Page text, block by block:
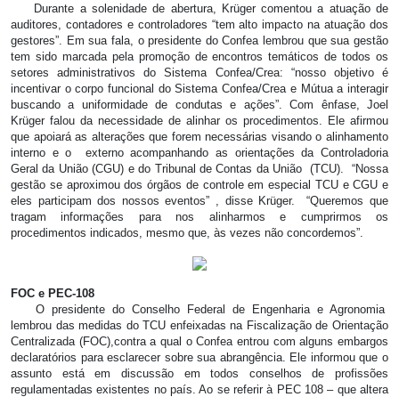
Durante a solenidade de abertura, Krüger comentou a atuação de
auditores, contadores e controladores “tem alto impacto na atuação dos
gestores”. Em sua fala, o presidente do Confea lembrou que sua gestão
tem sido marcada pela promoção de encontros temáticos de todos os
setores administrativos do Sistema Confea/Crea: “nosso objetivo é
incentivar o corpo funcional do Sistema Confea/Crea e Mútua a interagir
buscando a uniformidade de condutas e ações”. Com ênfase, Joel
Krüger falou da necessidade de alinhar os procedimentos. Ele afirmou
que apoiará as alterações que forem necessárias visando o alinhamento
interno e o externo acompanhando as orientações da Controladoria
Geral da União (CGU) e do Tribunal de Contas da União (TCU). “Nossa
gestão se aproximou dos órgãos de controle em especial TCU e CGU e
eles participam dos nossos eventos” , disse Krüger. “Queremos que
tragam informações para nos alinharmos e cumprirmos os
procedimentos indicados, mesmo que, às vezes não concordemos”.
FOC e PEC-108
O presidente do Conselho Federal de Engenharia e Agronomia
lembrou das medidas do TCU enfeixadas na Fiscalização de Orientação
Centralizada (FOC),contra a qual o Confea entrou com alguns embargos
declaratórios para esclarecer sobre sua abrangência. Ele informou que o
assunto está em discussão em todos conselhos de profissões
regulamentadas existentes no país. Ao se referir à PEC 108 – que altera